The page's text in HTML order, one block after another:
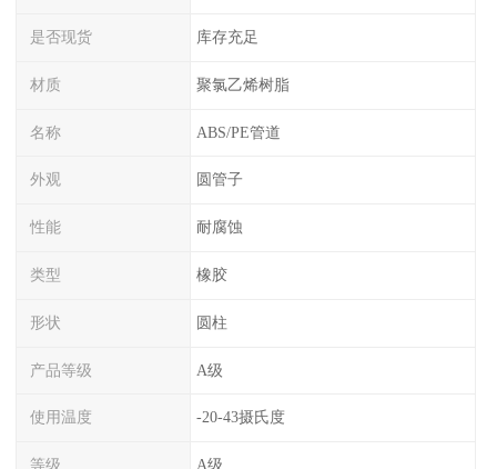
是否现货 库存充足
材质 聚氯乙烯树脂
名称 ABS/PE管道
外观 圆管子
性能 耐腐蚀
类型 橡胶
形状 圆柱
产品等级 A级
使用温度 -20-43摄氏度
等级 A级